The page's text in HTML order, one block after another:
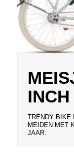
TRENDY BIKE
MEIDEN MET
JAAR.